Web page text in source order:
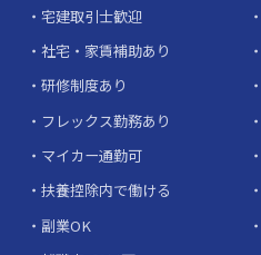
宅建取引士歓迎
社宅・家賃補助あり
研修制度あり
フレックス勤務あり
マイカー通勤可
扶養控除内で働ける
副業OK